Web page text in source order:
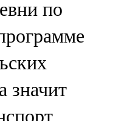
по
значит